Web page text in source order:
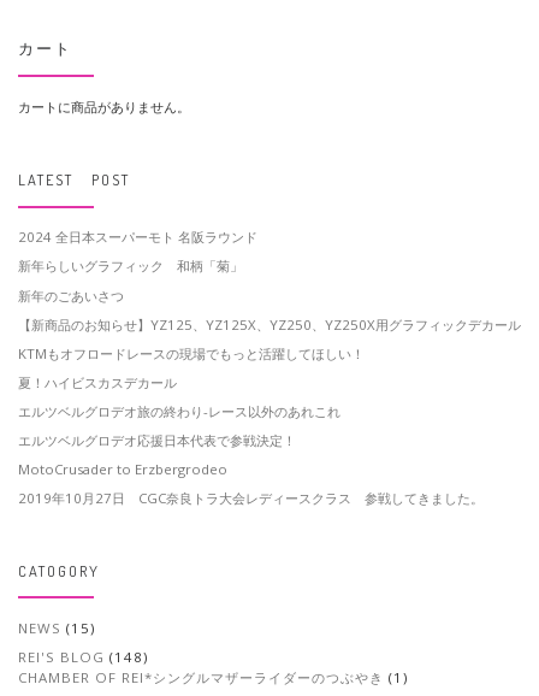
カート
カートに商品がありません。
LATEST POST
2024 全日本スーパーモト 名阪ラウンド
新年らしいグラフィック 和柄「菊」
新年のごあいさつ
【新商品のお知らせ】YZ125、YZ125X、YZ250、YZ250X用グラフィックデカール
KTMもオフロードレースの現場でもっと活躍してほしい！
夏！ハイビスカスデカール
エルツベルグロデオ旅の終わり-レース以外のあれこれ
エルツベルグロデオ応援日本代表で参戦決定！
MotoCrusader to Erzbergrodeo
2019年10月27日 CGC奈良トラ大会レディースクラス 参戦してきました。
CATOGORY
NEWS (15)
REI'S BLOG (148)
CHAMBER OF REI*シングルマザーライダーのつぶやき (1)